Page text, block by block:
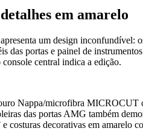
em amarelo
um design
das portas e painel de
central indica a edição.
Nappa/microfibra MICROCUT
das portas AMG também
costuras decorativas em amarelo